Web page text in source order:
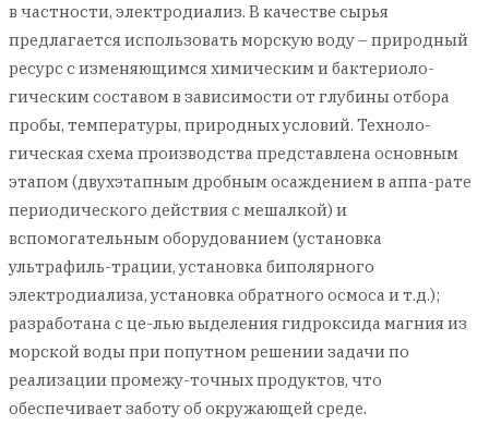
в частности, электродиализ. В качестве сырья
предлагается использовать морскую воду – природный
ресурс с изменяющимся химическим и бактериоло-
гическим составом в зависимости от глубины отбора
пробы, температуры, природных условий. Техноло-
гическая схема производства представлена основным
этапом (двухэтапным дробным осаждением в аппа-рате
периодического действия с мешалкой) и
вспомогательным оборудованием (установка
ультрафиль-трации, установка биполярного
электродиализа, установка обратного осмоса и т.д.);
разработана с це-лью выделения гидроксида магния из
морской воды при попутном решении задачи по
реализации промежу-точных продуктов, что
обеспечивает заботу об окружающей среде.